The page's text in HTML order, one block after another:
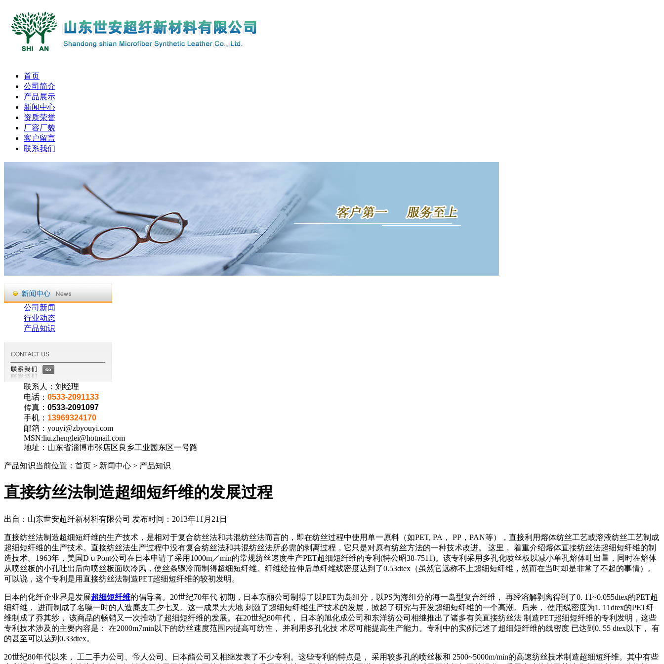
首页
公司简介
产品展示
新闻中心
资质荣誉
厂容厂貌
客户留言
联系我们
公司新闻
行业动态
产品知识
联系人：刘经理
电话： 0533-2091133
传真： 0533-2091097
手机： 13969324170
邮箱：youyi@zbyouyi.com
MSN:liu.zhenglei@hotmail.com
地址：山东省淄博市张店区良乡工业园东区一号路
产品知识当前位置：首页 > 新闻中心 > 产品知识
直接纺丝法制造超细短纤维的发展过程
出自：山东世安超纤新材料有限公司 发布时间：2013年11月21日
直接纺丝法制造超细短纤维的生产技术，是相对于复合纺丝法和共混纺丝法而言的，即在纺丝过程中使用单一原料（如PET, PA， PP，PAN等），直接利用熔体纺丝工艺或溶液纺丝工艺制成
超细短纤维的生产技术。直接纺丝法生产过程中没有复合纺丝法和共混纺丝法所必需的剥离过程，它只是对原有纺丝方法的一种技术改进。 这里， 着重介绍熔体直接纺丝法超细短纤维的制
造技术。1963年，美国DｕPont公司在日本申请了采用1000m／min的常规纺丝速度生产PET超细短纤维的专利(特公昭38-7511)。该专利采用多孔化喷丝板以减小单孔熔体吐出量，同时在熔体
从喷丝板的小孔吐出后向喷丝板面吹冷风，使丝条骤冷而制得超细短纤维。纤维经拉伸后单纤维线密度达到了0.53dtex（虽然它远称不上超细短纤维，然而在当时却是非常了不起的事情）。
可以说，这个专利是用直接纺丝法制造PET超细短纤维的较初发明。
日本的化纤企业界是发展超细短纤维的倡导者。20世纪70年代 初期，日本东丽公司制得了以PET为岛组分，以PS为海组分的海一岛型复合纤维， 再经溶解剥离得到了0. 11~0.055dtex的PET超
细纤维， 进而制成了名噪一时的人造麂皮工夕七叉。这一成果大大地 刺激了超细短纤维生产技术的发展，掀起了研究与开发超细短纤维的一个高潮。后来， 使用线密度为1. 11dtex的PET纤
维制成了乔其纱， 该商品的畅销又一次推动了超细短纤维的发展。在20世纪80年代， 日本的旭化成公司和东洋纺公司相继推出了诸多有关直接纺丝法 制造PET超细短纤维的专利发明，这些
专利技术涉及的主要内容是： 在2000m7min以下的纺丝速度范围内提高可纺性， 并利用多孔化技 术尽可能提高生产能力。专利中的实例记述了超细短纤维的线密度 已达到0. 55 dtex以下， 有
的甚至可以达到0.33dtex。
20世纪80年代以来， 工二手力公司、帝人公司、日本酯公司又相继发表了不少专利。这些专利的特点是， 采用较多孔的喷丝板和 2500~5000m/min的高速纺丝技术制造超细短纤维。其中有些